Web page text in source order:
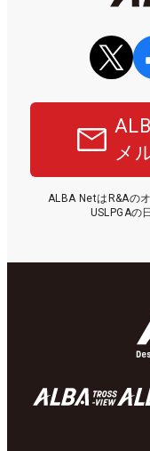
メ
ALBA NetはR&Aの
USLPGAの